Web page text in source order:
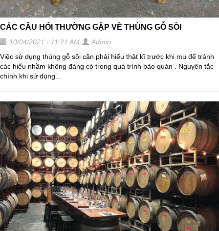
CÁC CÂU HỎI THƯỜNG GẶP VỀ THÙNG GỖ SỒI
10/04/2021 - 11:21 AM
Admin
Việc sử dụng thùng gỗ sồi cần phải hiểu thật kĩ trước khi mu để tránh
các hiểu nhầm không đáng có trong quá trình bảo quản . Nguyên tắc
chính khi sử dụng...